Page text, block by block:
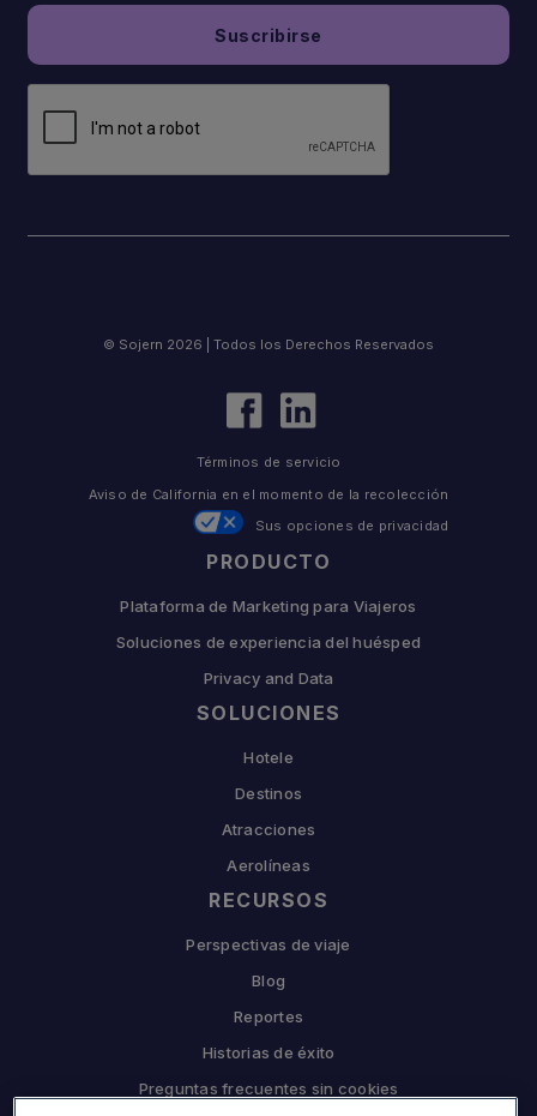
PRODUCTO
Plataforma de Marketing para Viajeros
Soluciones de experiencia del huésped
Privacy and Data
SOLUCIONES
Hotele
Destinos
Atracciones
Aerolíneas
RECURSOS
Perspectivas de viaje
Blog
Reportes
Historias de éxito
Preguntas frecuentes sin cookies
© Sojern 2026 | Todos los Derechos Reservados
Términos de servicio
Aviso de California en el momento de la recolección
Sus opciones de privacidad